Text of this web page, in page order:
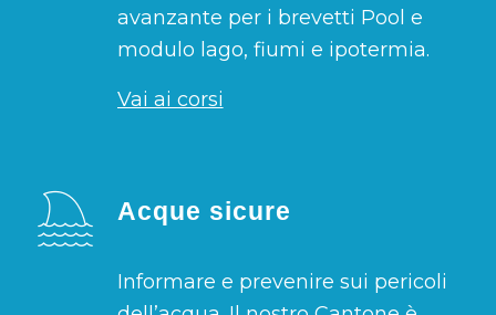
avanzante per i brevetti Pool e
modulo lago, fiumi e ipotermia.
Vai ai corsi
Acque sicure
Informare e prevenire sui pericoli